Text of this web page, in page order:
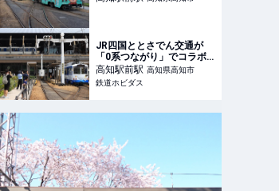
JR四国ととさでん交通が
「0系つながり」でコラボ⁉
| 鉄道ホビダス
高知駅前駅 高知県高知市
鉄道ホビダス